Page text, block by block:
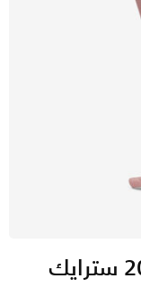
باريس سان جيرمان 2024/25 سترايك